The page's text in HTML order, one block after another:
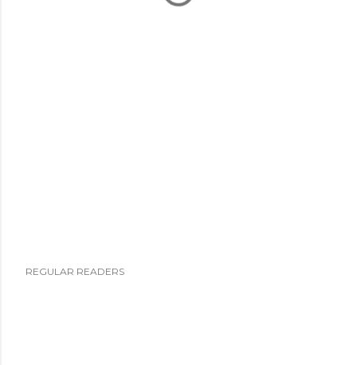
o
REGULAR READERS